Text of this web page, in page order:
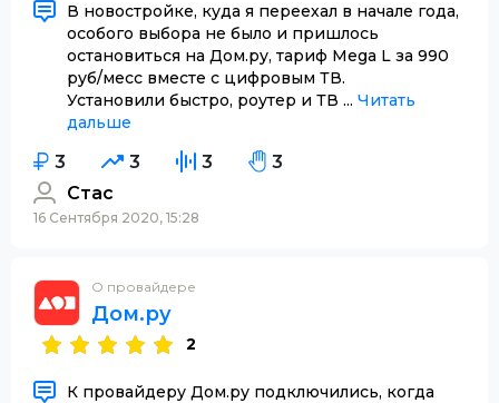
В новостройке, куда я переехал в начале года,
особого выбора не было и пришлось
остановиться на Дом.ру, тариф Mega L за 990
руб/месс вместе с цифровым ТВ.
Установили быстро, роутер и ТВ ... Читать
дальше
3 3 3
3
Стас
16 Сентября 2020, 15:28
О провайдере
Дом.ру
2
К провайдеру Дом.ру подключились, когда